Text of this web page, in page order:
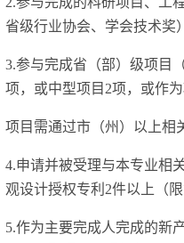
省级行业协会、学会技术奖
3.参与完成省（部）级项目
项，或中型项目2项，或作
项目需通过市（州）以上相
4.申请并被受理与本专业相
观设计授权专利2件以上（
5.作为主要完成人完成的新